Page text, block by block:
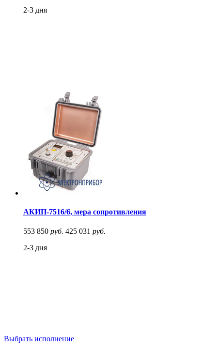
2-3 дня
АКИП-7516/6, мера сопротивления
553 850 руб. 425 031 руб.
2-3 дня
Выбрать исполнение